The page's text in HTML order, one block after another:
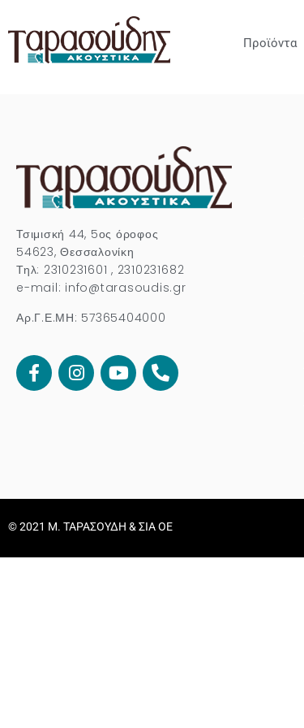
Προϊόντα
Τσιμισκή 44, 5ος όροφος
54623, Θεσσαλονίκη
Τηλ: 2310231601 , 2310231682
e-mail: info@tarasoudis.gr
Αρ.Γ.Ε.ΜΗ: 57365404000
© 2021 Μ. ΤΑΡΑΣΟΥΔΗ & ΣΙΑ ΟΕ